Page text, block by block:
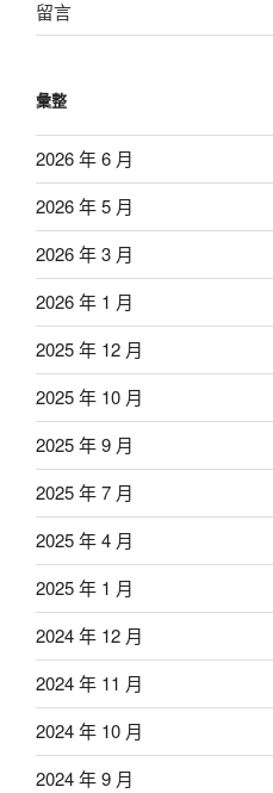
留言
彙整
2026 年 6 月
2026 年 5 月
2026 年 3 月
2026 年 1 月
2025 年 12 月
2025 年 10 月
2025 年 9 月
2025 年 7 月
2025 年 4 月
2025 年 1 月
2024 年 12 月
2024 年 11 月
2024 年 10 月
2024 年 9 月